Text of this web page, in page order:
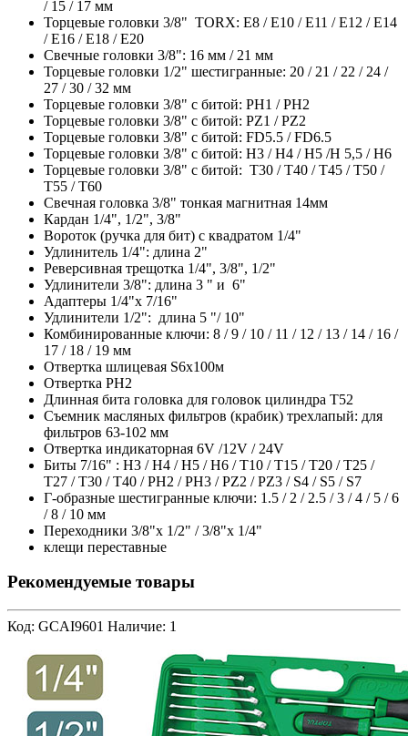
/ 15 / 17 мм
Торцевые головки 3/8" TORX: E8 / E10 / E11 / E12 / E14
/ E16 / E18 / E20
Свечные головки 3/8": 16 мм / 21 мм
Торцевые головки 1/2" шестигранные: 20 / 21 / 22 / 24 /
27 / 30 / 32 мм
Торцевые головки 3/8" с битой: PH1 / PH2
Торцевые головки 3/8" с битой: PZ1 / PZ2
Торцевые головки 3/8" с битой: FD5.5 / FD6.5
Торцевые головки 3/8" с битой: H3 / H4 / H5 /Н 5,5 / H6
Торцевые головки 3/8" с битой: T30 / T40 / T45 / T50 /
T55 / T60
Свечная головка 3/8" тонкая магнитная 14мм
Кардан 1/4", 1/2", 3/8"
Вороток (ручка для бит) с квадратом 1/4"
Удлинитель 1/4": длина 2"
Реверсивная трещотка 1/4", 3/8", 1/2"
Удлинители 3/8": длина 3 " и 6"
Адаптеры 1/4"х 7/16"
Удлинители 1/2": длина 5 "/ 10"
Комбинированные ключи: 8 / 9 / 10 / 11 / 12 / 13 / 14 / 16 /
17 / 18 / 19 мм
Отвертка шлицевая S6х100м
Отвертка PH2
Длинная бита головка для головок цилиндра Т52
Съемник масляных фильтров (крабик) трехлапый: для
фильтров 63-102 мм
Отвертка индикаторная 6V /12V / 24V
Биты 7/16" : Н3 / Н4 / Н5 / Н6 / Т10 / Т15 / Т20 / Т25 /
Т27 / Т30 / Т40 / РН2 / РН3 / PZ2 / PZ3 / S4 / S5 / S7
Г-образные шестигранные ключи: 1.5 / 2 / 2.5 / 3 / 4 / 5 / 6
/ 8 / 10 мм
Переходники 3/8"х 1/2" / 3/8"х 1/4"
клещи переставные
Рекомендуемые товары
Код: GCAI9601 Наличие: 1